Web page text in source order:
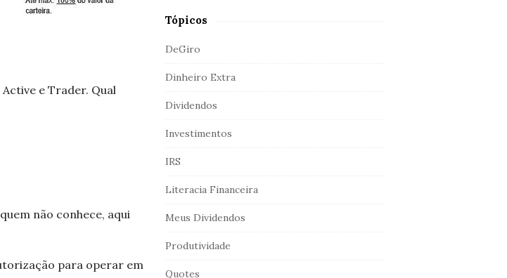
e Trader. Qual
não conhece, aqui
para operar em
a
c
f
r
:
Tópicos
DeGiro
Dinheiro Extra
Dividendos
Investimentos
IRS
Literacia Financeira
Meus Dividendos
Produtividade
Quotes